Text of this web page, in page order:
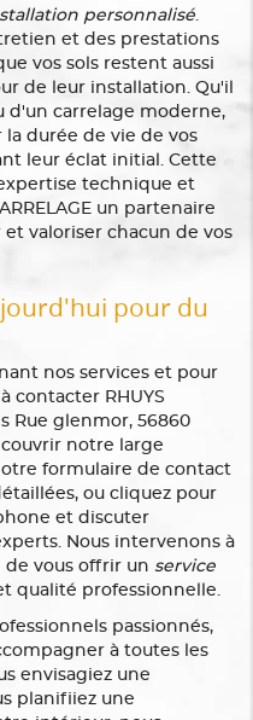
personnalisé.
et des prestations
vos sols restent aussi
de leur installation. Qu'il
d'un carrelage moderne,
durée de vie de vos
leur éclat initial. Cette
technique et
un partenaire
valoriser chacun de vos
pour du
nos services et pour
contacter RHUYS
Rue glenmor, 56860
notre large
formulaire de contact
ou cliquez pour
et discuter
Nous intervenons à
de vous offrir un service
qualité professionnelle.
passionnés,
à toutes les
envisagiez une
planifiiez une